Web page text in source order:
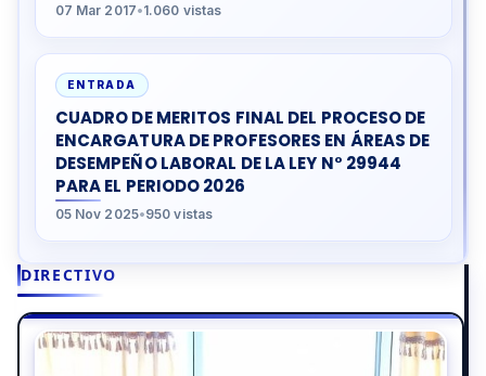
DIRECTIVO
07 Mar 2017•1.060 vistas
ENTRADA
CUADRO DE MERITOS FINAL DEL PROCESO DE
ENCARGATURA DE PROFESORES EN ÁREAS DE
DESEMPEÑO LABORAL DE LA LEY N° 29944
PARA EL PERIODO 2026
05 Nov 2025•950 vistas